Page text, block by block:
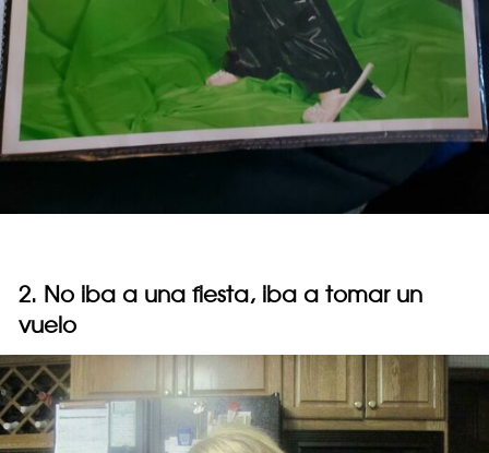
2. No iba a una fiesta, iba a tomar un
vuelo